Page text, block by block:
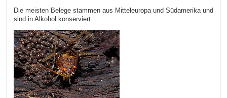
Die meisten Belege stammen aus Mitteleuropa und Südamerika und
sind in Alkohol konserviert.